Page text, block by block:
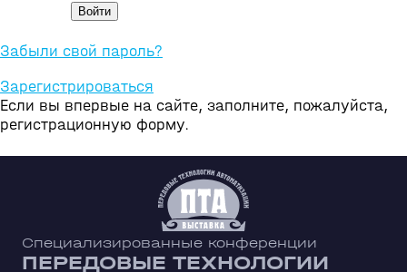
Забыли свой пароль?
Зарегистрироваться
Если вы впервые на сайте, заполните, пожалуйста,
регистрационную форму.
Специализированные конференции
ПЕРЕДОВЫЕ ТЕХНОЛОГИИ